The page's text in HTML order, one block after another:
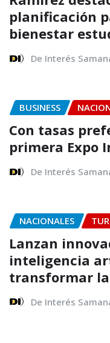
planificación
bienestar
De Interés
BUSINESS
Con tasas
primera Expo
De Interés
NACIONALES
Lanzan
inteligencia
transformar
De Interés